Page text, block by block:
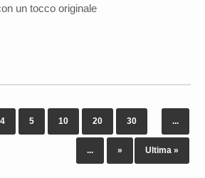
un tocco originale
4 5 ...
10 20 30
... » Ultima »